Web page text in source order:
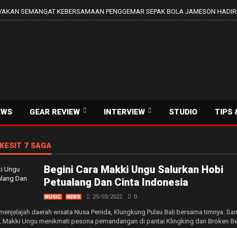
SEMANGAT KEBERSAMAAN PENGGEMAR SEPAK BOLA JAMESON
GEAR REVIEW INTERVIEW STUDIO TIPS
7 SAGA
Begini Cara Makki Ungu Salurkan Hobi
Petualang Dan Cinta Indonesia
MUSIC NEWS 25/03/2022 0
daerah wisata Nusa Penida, Klungkung Pulau Bali bersama timnya.
Makki Ungu menikmati pesona pemandangan di pantai Klingking dan Broken